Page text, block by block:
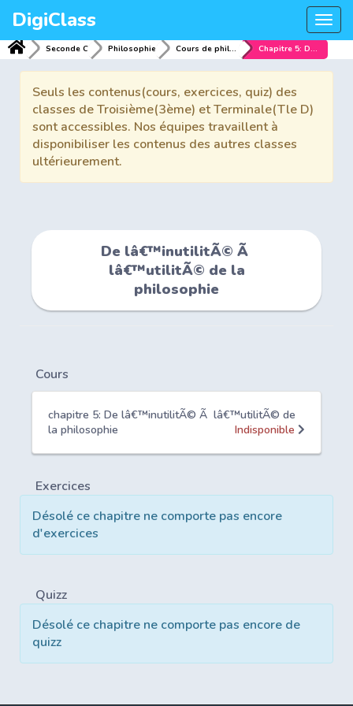
DigiClass
Seconde C Philosophie Cours de philosophie 2nd Chapitre 5: De lâ€™inutilitÃ© Ã lâ€™utilitÃ© de la philosophie
Seuls les contenus(cours, exercices, quiz) des
classes de Troisième(3ème) et Terminale(Tle D)
sont accessibles. Nos équipes travaillent à
disponibiliser les contenus des autres classes
ultérieurement.
De lâ€™inutilitÃ© Ã
lâ€™utilitÃ© de la
philosophie
Cours
chapitre 5: De lâ€™inutilitÃ© Ã lâ€™utilitÃ© de
la philosophie
Indisponible
Exercices
Désolé ce chapitre ne comporte pas encore
d'exercices
Quizz
Désolé ce chapitre ne comporte pas encore de
quizz